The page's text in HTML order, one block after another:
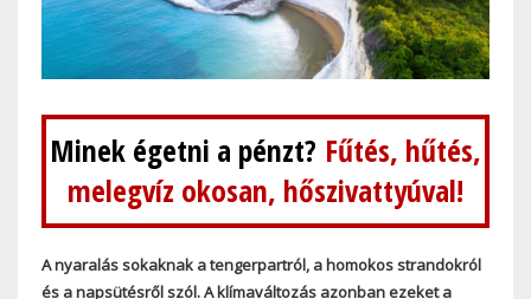
Minek égetni a pénzt? Fűtés, hűtés,
melegvíz okosan, hőszivattyúval!
A nyaralás sokaknak a tengerpartról, a homokos strandokról
és a napsütésről szól. A klímaváltozás azonban ezeket a